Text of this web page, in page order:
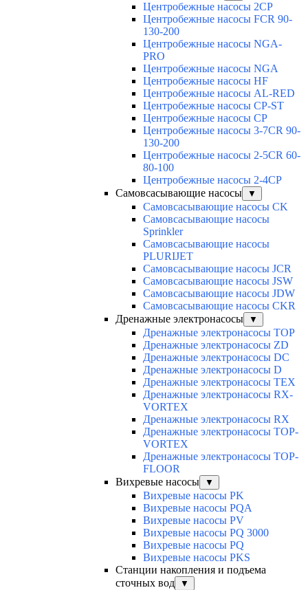
Центробежные насосы 2CP
Центробежные насосы FCR 90-
130-200
Центробежные насосы NGA-
PRO
Центробежные насосы NGA
Центробежные насосы HF
Центробежные насосы AL-RED
Центробежные насосы CP-ST
Центробежные насосы CP
Центробежные насосы 3-7CR 90-
130-200
Центробежные насосы 2-5CR 60-
80-100
Центробежные насосы 2-4CP
Самовсасывающие насосы
▼
Самовсасывающие насосы CK
Самовсасывающие насосы
Sprinkler
Самовсасывающие насосы
PLURIJET
Самовсасывающие насосы JCR
Самовсасывающие насосы JSW
Самовсасывающие насосы JDW
Самовсасывающие насосы CKR
Дренажные электронасосы
▼
Дренажные электронасосы TOP
Дренажные электронасосы ZD
Дренажные электронасосы DC
Дренажные электронасосы D
Дренажные электронасосы TEX
Дренажные электронасосы RX-
VORTEX
Дренажные электронасосы RX
Дренажные электронасосы TOP-
VORTEX
Дренажные электронасосы TOP-
FLOOR
Вихревые насосы
▼
Вихревые насосы PK
Вихревые насосы PQA
Вихревые насосы PV
Вихревые насосы PQ 3000
Вихревые насосы PQ
Вихревые насосы PKS
Станции накопления и подъема
сточных вод
▼